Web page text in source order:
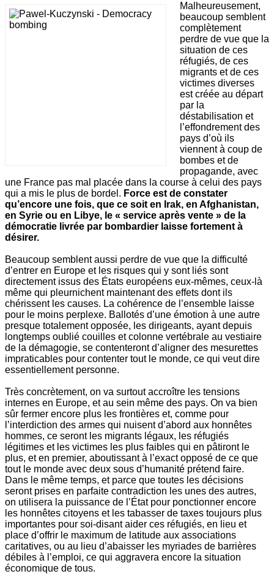
Malheureusement,
beaucoup semblent
complètement
perdre de vue que la
situation de ces
réfugiés, de ces
migrants et de ces
victimes diverses
est créée au départ
par la
déstabilisation et
l’effondrement des
pays d’où ils
viennent à coup de
bombes et de
propagande, avec
une France pas mal placée dans la course à celui des pays
qui a mis le plus de bordel. Force est de constater
qu’encore une fois, que ce soit en Irak, en Afghanistan,
en Syrie ou en Libye, le « service après vente » de la
démocratie livrée par bombardier laisse fortement à
désirer.
Beaucoup semblent aussi perdre de vue que la difficulté
d’entrer en Europe et les risques qui y sont liés sont
directement issus des États européens eux-mêmes, ceux-là
même qui pleurnichent maintenant des effets dont ils
chérissent les causes. La cohérence de l’ensemble laisse
pour le moins perplexe. Ballotés d’une émotion à une autre
presque totalement opposée, les dirigeants, ayant depuis
longtemps oublié couilles et colonne vertébrale au vestiaire
de la démagogie, se contenteront d’aligner des mesurettes
impraticables pour contenter tout le monde, ce qui veut dire
essentiellement personne.
Très concrètement, on va surtout accroître les tensions
internes en Europe, et au sein même des pays. On va bien
sûr fermer encore plus les frontières et, comme pour
l’interdiction des armes qui nuisent d’abord aux honnêtes
hommes, ce seront les migrants légaux, les réfugiés
légitimes et les victimes les plus faibles qui en pâtiront le
plus, et en premier, aboutissant à l’exact opposé de ce que
tout le monde avec deux sous d’humanité prétend faire.
Dans le même temps, et parce que toutes les décisions
seront prises en parfaite contradiction les unes des autres,
on utilisera la puissance de l’État pour ponctionner encore
les honnêtes citoyens et les tabasser de taxes toujours plus
importantes pour soi-disant aider ces réfugiés, en lieu et
place d’offrir le maximum de latitude aux associations
caritatives, ou au lieu d’abaisser les myriades de barrières
débiles à l’emploi, ce qui aggravera encore la situation
économique de tous.